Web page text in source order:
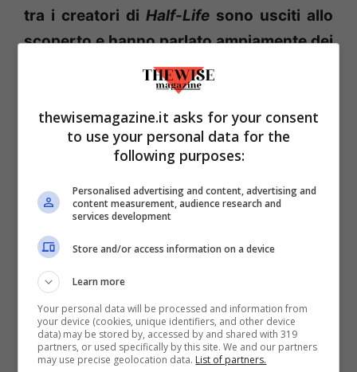
tra i creatori di Half-Life sono usciti allo
scoperto e hanno parlato ampiamente dei
problemi, dei fallimenti e dei futuri
possibili della saga
uccidendo molte delle poche speranze
rimaste.
I tre grandi scrittori dietroHalf-Life
thewisemagazine.it asks for your consent
to use your personal data for the
following purposes:
Personalised advertising and content, advertising and
content measurement, audience research and
services development
Store and/or access information on a device
Learn more
Your personal data will be processed and information from
your device (cookies, unique identifiers, and other device
data) may be stored by, accessed by and shared with 319
partners, or used specifically by this site. We and our partners
may use precise geolocation data. List of partners.